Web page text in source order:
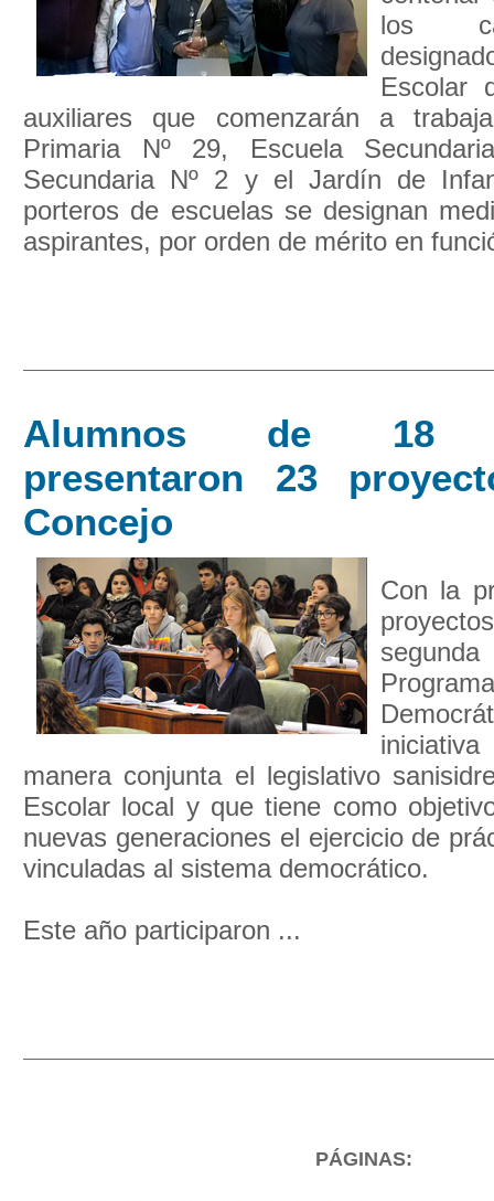
los
Escolar
auxiliares que comenzarán a
Primaria Nº 29, Escuela
Secundaria Nº 2 y el Jardín de
porteros de escuelas se designan
aspirantes, por orden de mérito en
Alumnos de 18
presentaron 23
Concejo
Con la
manera conjunta el legislativo
Escolar local y que tiene como
nuevas generaciones el ejercicio de
vinculadas al sistema democrático.
Este año participaron ...
PÁGINAS: